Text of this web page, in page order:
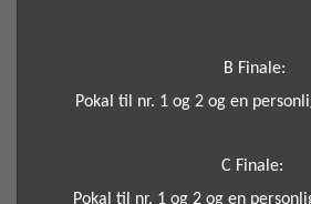
B Finale:
Pokal til nr. 1 og 2 og en
C Finale:
Pokal til nr. 1 og 2 og en